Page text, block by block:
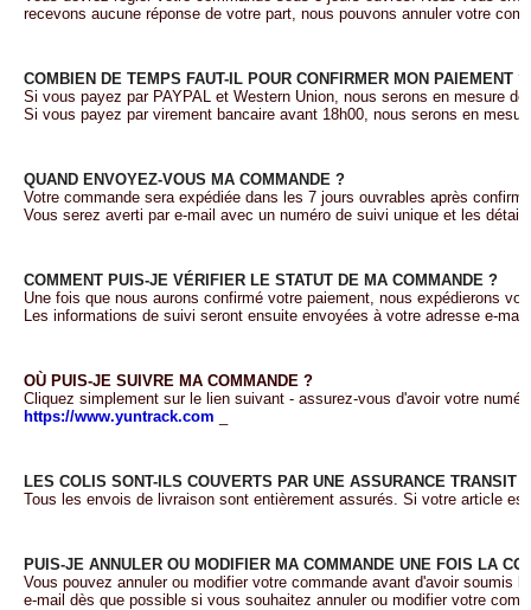
recevons aucune réponse de votre part, nous pouvons annuler votre
COMBIEN DE TEMPS FAUT-IL POUR CONFIRMER MON PAIEMENT ?
Si vous payez par PAYPAL et Western Union, nous serons en mesure
Si vous payez par virement bancaire avant 18h00, nous serons en
QUAND ENVOYEZ-VOUS MA COMMANDE ?
Votre commande sera expédiée dans les 7 jours ouvrables après
Vous serez averti par e-mail avec un numéro de suivi unique et les
COMMENT PUIS-JE VÉRIFIER LE STATUT DE MA COMMANDE ?
Une fois que nous aurons confirmé votre paiement, nous expédierons
Les informations de suivi seront ensuite envoyées à votre adresse e-
OÙ PUIS-JE SUIVRE MA COMMANDE ?
Cliquez simplement sur le lien suivant - assurez-vous d'avoir votre
https://www.yuntrack.com
LES COLIS SONT-ILS COUVERTS PAR UNE ASSURANCE TRANSIT ?
Tous les envois de livraison sont entièrement assurés. Si votre article
PUIS-JE ANNULER OU MODIFIER MA COMMANDE UNE FOIS LA
Vous pouvez annuler ou modifier votre commande avant d'avoir soumis
e-mail dès que possible si vous souhaitez annuler ou modifier votre